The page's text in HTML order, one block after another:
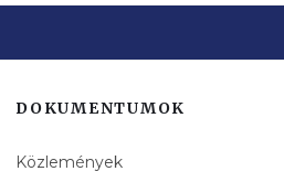
DOKUMENTUMOK
Közlemények